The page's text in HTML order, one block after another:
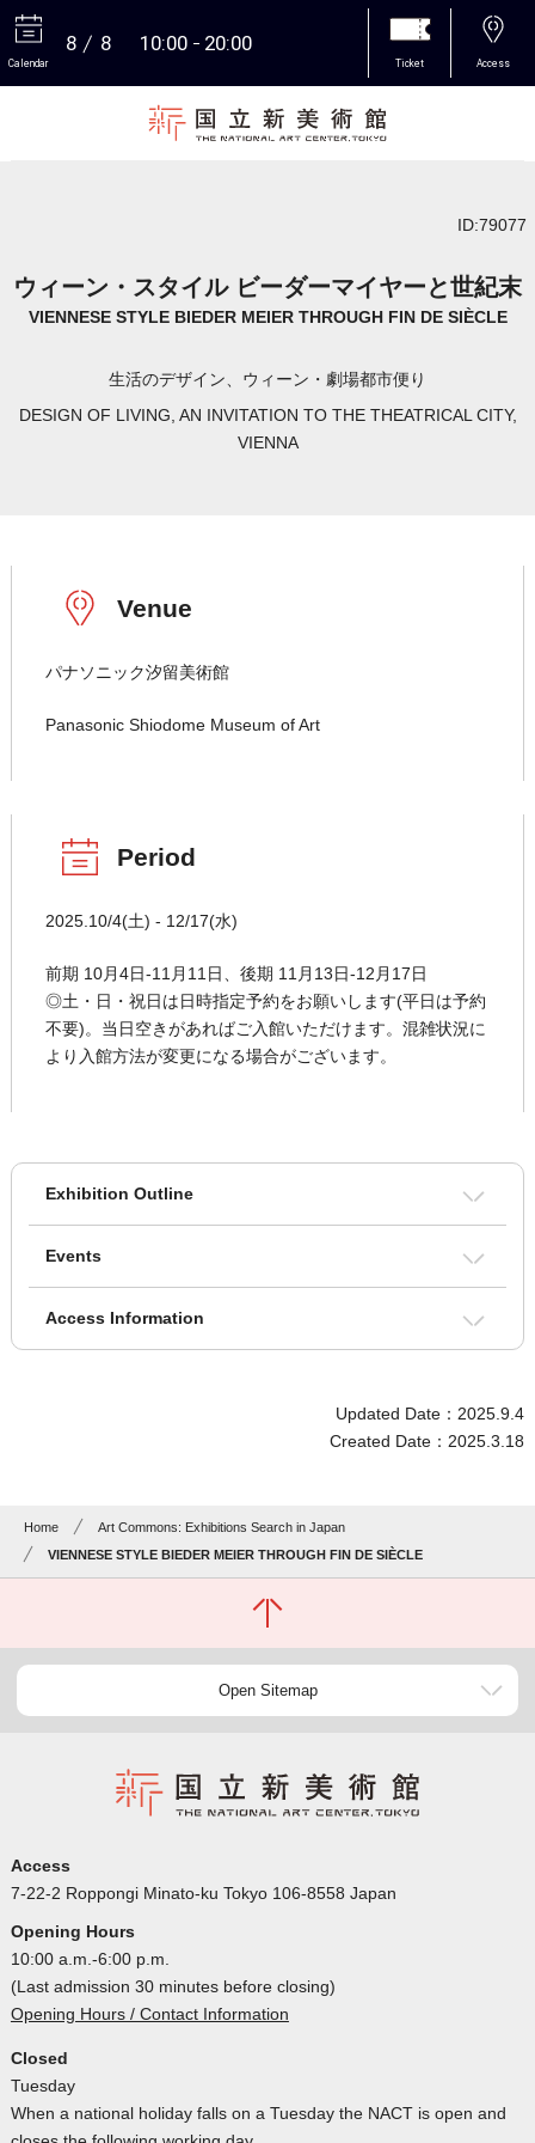
Calendar
8 8 10:00 20:00
Ticket Access
ID:79077
ウィーン・スタイル ビーダーマイヤーと世紀末
VIENNESE STYLE BIEDER MEIER THROUGH FIN DE SIÈCLE
生活のデザイン、ウィーン・劇場都市便り
DESIGN OF LIVING, AN INVITATION TO THE THEATRICAL CITY,
VIENNA
Venue
パナソニック汐留美術館
Panasonic Shiodome Museum of Art
Period
2025.10/4(土) - 12/17(水)
前期 10月4日-11月11日、後期 11月13日-12月17日
◎土・日・祝日は日時指定予約をお願いします(平日は予約
不要)。当日空きがあればご入館いただけます。混雑状況に
より入館方法が変更になる場合がございます。
Exhibition Outline
Events
Access Information
Updated Date：2025.9.4
Created Date：2025.3.18
Home
Art Commons: Exhibitions Search in Japan
VIENNESE STYLE BIEDER MEIER THROUGH FIN DE SIÈCLE
Open Sitemap
Access
7-22-2 Roppongi Minato-ku Tokyo 106-8558 Japan
Opening Hours
10:00 a.m.-6:00 p.m.
(Last admission 30 minutes before closing)
Opening Hours / Contact Information
Closed
Tuesday
When a national holiday falls on a Tuesday the NACT is open and